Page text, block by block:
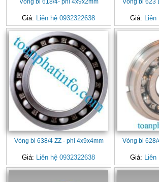
Vòng bi 618/4- phi 4x9x2mm
Giá: Liên hệ 0932322638
Vòng bi 623
Giá: Liên
Vòng bi 638/4 ZZ - phi 4x9x4mm
Giá: Liên hệ 0932322638
Vòng bi 628/
Giá: